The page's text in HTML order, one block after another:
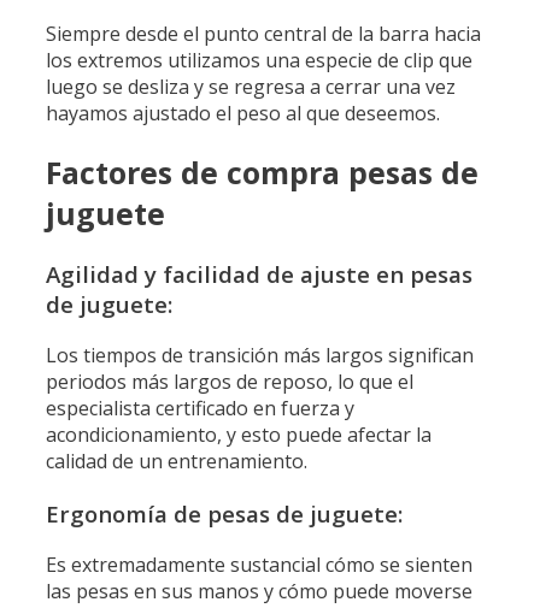
Siempre desde el punto central de la barra hacia
los extremos utilizamos una especie de clip que
luego se desliza y se regresa a cerrar una vez
hayamos ajustado el peso al que deseemos.
Factores de compra pesas de
juguete
Agilidad y facilidad de ajuste en pesas
de juguete:
Los tiempos de transición más largos significan
periodos más largos de reposo, lo que el
especialista certificado en fuerza y ​​
acondicionamiento, y esto puede afectar la
calidad de un entrenamiento.
Ergonomía de pesas de juguete:
Es extremadamente sustancial cómo se sienten
las pesas en sus manos y cómo puede moverse